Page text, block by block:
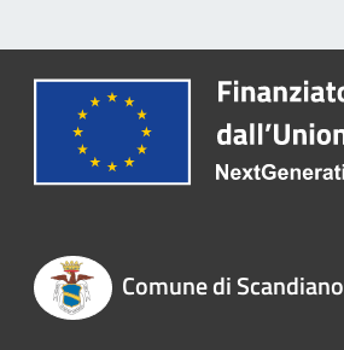
Comune di Scandiano